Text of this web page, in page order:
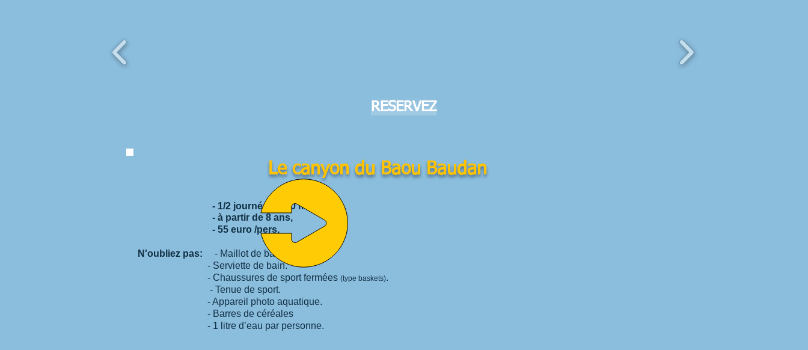
RESERVEZ
- 1/2 journée (2h00 minimum),
- à partir de 8 ans,
- 55 euro /pers,
N'oubliez pas: - Maillot de bain.
- Serviette de bain.
- Chaussures de sport fermées (type baskets).
- Tenue de sport.
- Appareil photo aquatique.
- Barres de céréales
- 1 litre d’eau par personne.
Le canyon du Baou Baudan